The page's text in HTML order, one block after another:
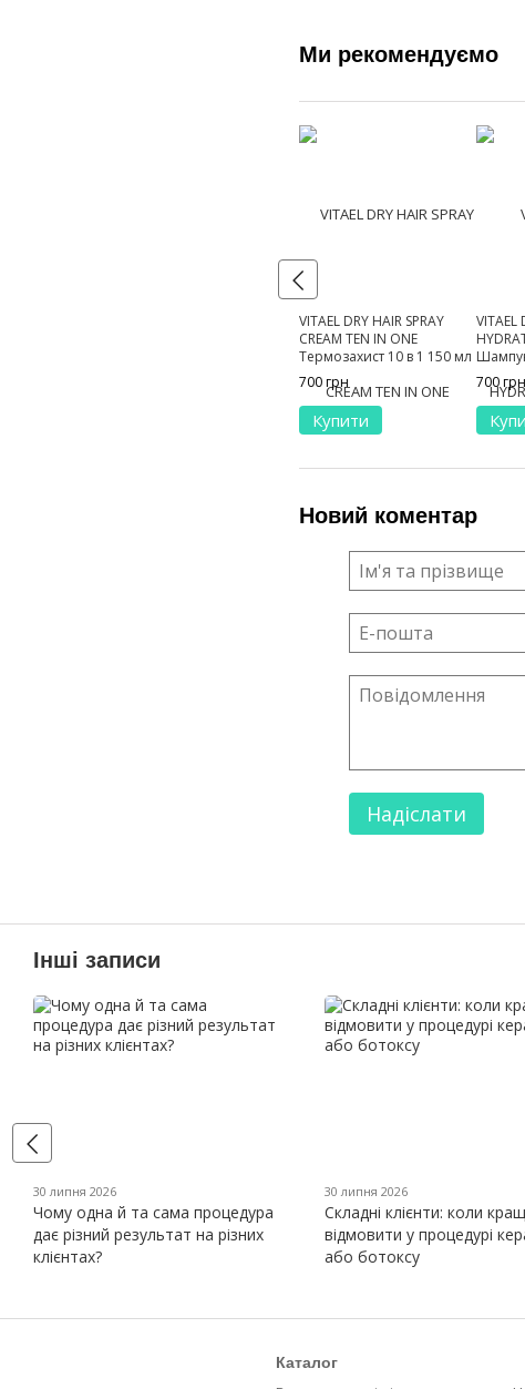
Ми рекомендуємо
VITAEL DRY HAIR SPRAY
CREAM TEN IN ONE
Термозахист 10 в 1 150 мл
700 грн
Купити
VITAEL
300 мл
700 грн
Новий коментар
Надіслати
Інші записи
30 липня 2026
Чому одна й та сама процедура
дає різний результат на різних
клієнтах?
30 липня 2026
Складні клієнти: коли
відмовити у процедурі
або ботоксу
Каталог